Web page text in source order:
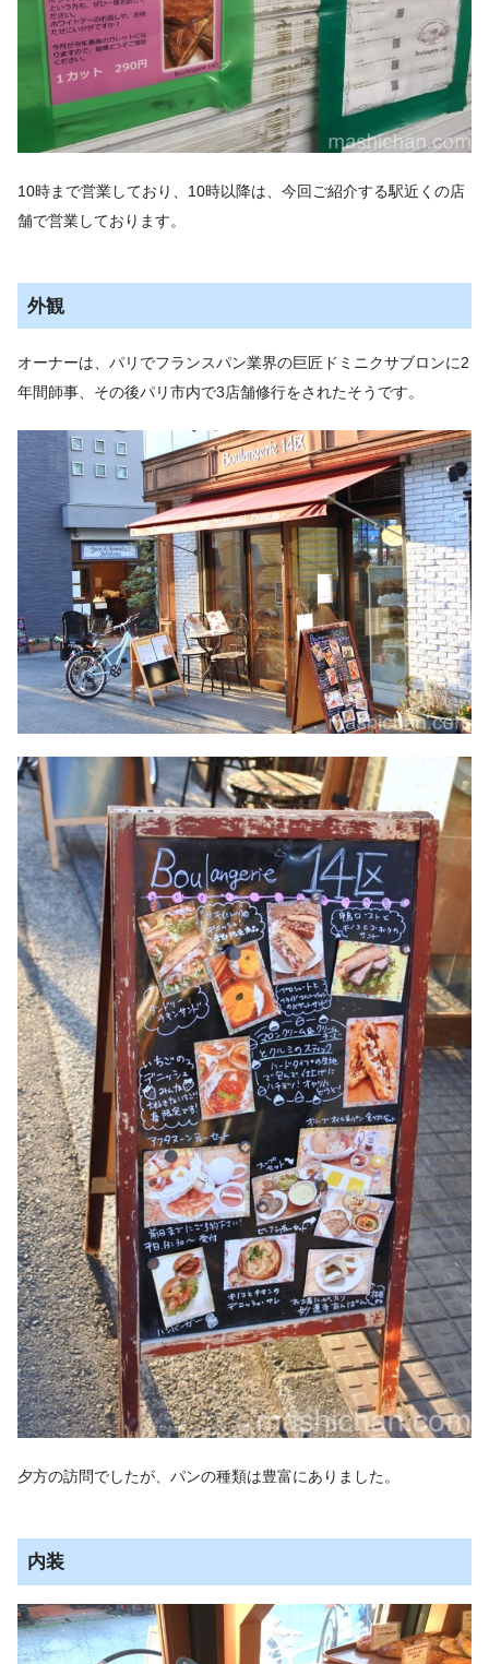
10時まで営業しており、10時以降は、今回ご紹介する駅近くの店
舗で営業しております。
外観
オーナーは、パリでフランスパン業界の巨匠ドミニクサブロンに2
年間師事、その後パリ市内で3店舗修行をされたそうです。
夕方の訪問でしたが、パンの種類は豊富にありました。
内装